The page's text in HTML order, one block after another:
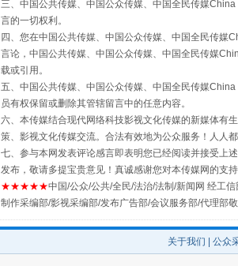
受贿1.44亿！段成刚被判无期
三、中国公共传媒、中国公众传媒、中国全民传媒
言的一切权利。
四、您在中国公共传媒、中国公众传媒、中国全民传
言论，中国公共传媒、中国公众传媒、中国全民传媒
载或引用。
五、中国公共传媒、中国公众传媒、中国全民传媒
员有权保留或删除其管辖留言中的任意内容。
六、本传媒结合现代网络科技影视文化传媒的新媒体有
策、影视文化传媒交流。合法有效地为公众服务！人人都
七、参与本网发表评论感言即表明您已经阅读并接受上
发布，敬请多提宝贵意见！真诚感谢您对本传媒网的支
★★★★★中国/公众/公共/全民/法治/法制/新闻网 经工
制作采编部/影视采编部/发布广告部/会议服务部/代理部敬
关于我们 公众